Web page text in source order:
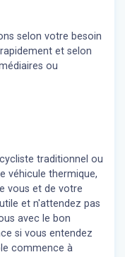
selon votre besoin
et selon
ou
traditionnel ou
véhicule thermique,
vous et de votre
et n'attendez pas
avec le bon
si vous entendez
commence à